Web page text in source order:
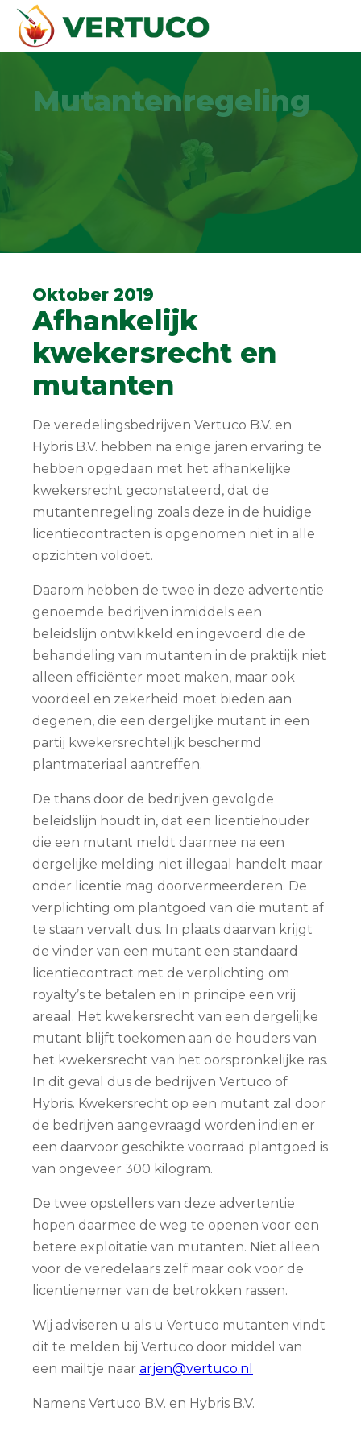
Mutantenregeling
Oktober 2019
Afhankelijk
kwekersrecht en
mutanten
De veredelingsbedrijven Vertuco B.V. en
Hybris B.V. hebben na enige jaren ervaring te
hebben opgedaan met het afhankelijke
kwekersrecht geconstateerd, dat de
mutantenregeling zoals deze in de huidige
licentiecontracten is opgenomen niet in alle
opzichten voldoet.
Daarom hebben de twee in deze advertentie
genoemde bedrijven inmiddels een
beleidslijn ontwikkeld en ingevoerd die de
behandeling van mutanten in de praktijk niet
alleen efficiënter moet maken, maar ook
voordeel en zekerheid moet bieden aan
degenen, die een dergelijke mutant in een
partij kwekersrechtelijk beschermd
plantmateriaal aantreffen.
De thans door de bedrijven gevolgde
beleidslijn houdt in, dat een licentiehouder
die een mutant meldt daarmee na een
dergelijke melding niet illegaal handelt maar
onder licentie mag doorvermeerderen. De
verplichting om plantgoed van die mutant af
te staan vervalt dus. In plaats daarvan krijgt
de vinder van een mutant een standaard
licentiecontract met de verplichting om
royalty’s te betalen en in principe een vrij
areaal. Het kwekersrecht van een dergelijke
mutant blijft toekomen aan de houders van
het kwekersrecht van het oorspronkelijke ras.
In dit geval dus de bedrijven Vertuco of
Hybris. Kwekersrecht op een mutant zal door
de bedrijven aangevraagd worden indien er
een daarvoor geschikte voorraad plantgoed is
van ongeveer 300 kilogram.
De twee opstellers van deze advertentie
hopen daarmee de weg te openen voor een
betere exploitatie van mutanten. Niet alleen
voor de veredelaars zelf maar ook voor de
licentienemer van de betrokken rassen.
Wij adviseren u als u Vertuco mutanten vindt
dit te melden bij Vertuco door middel van
een mailtje naar arjen@vertuco.nl
Namens Vertuco B.V. en Hybris B.V.